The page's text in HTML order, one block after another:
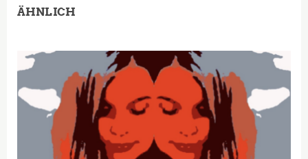
ÄHNLICH